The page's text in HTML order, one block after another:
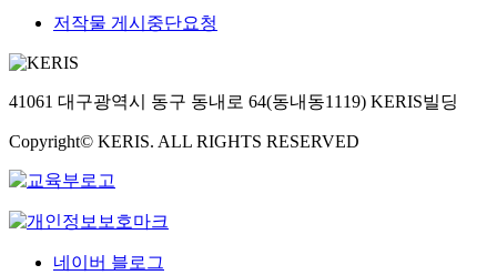
저작물 게시중단요청
41061 대구광역시 동구 동내로 64(동내동1119) KERIS빌딩
Copyright© KERIS. ALL RIGHTS RESERVED
네이버 블로그